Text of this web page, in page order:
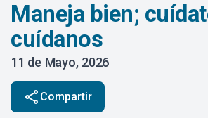
Maneja bien;
cuídanos
11 de Mayo, 2026
share Compartir